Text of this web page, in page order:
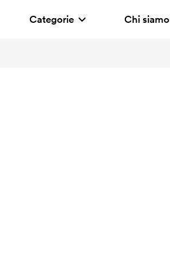
Categorie Chi siamo